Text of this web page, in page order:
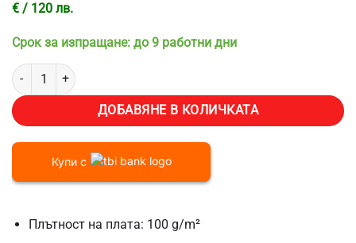
€ / 120 лв.
Срок за изпращане: до 9 работни дни
количество за Люлка за въздушна йога VEVOR YJ-0077-S0108,
ДОБАВЯНЕ В КОЛИЧКАТА
Купи с
Плътност на плата: 100 g/m²